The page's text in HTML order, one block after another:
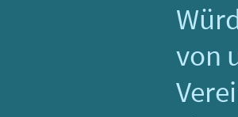
von